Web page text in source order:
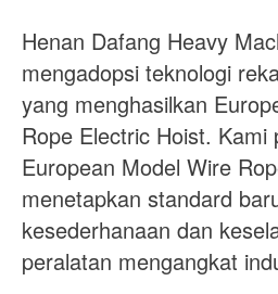
Henan Dafang Heavy
mengadopsi teknologi
yang menghasilkan
Rope Electric Hoist. Kami
European Model Wire
menetapkan standard
kesederhanaan dan
peralatan mengangkat